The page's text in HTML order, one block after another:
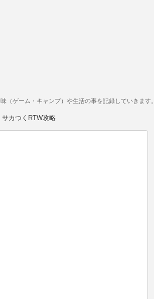
ゲーム・キャンプ）や生活の事を記録していきます。
サカつくRTW攻略